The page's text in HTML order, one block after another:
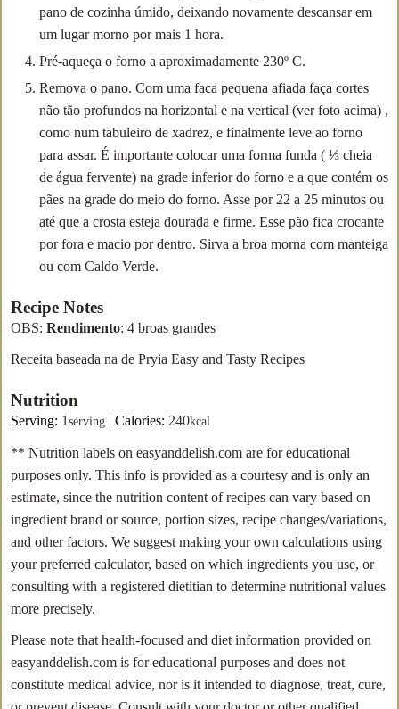
pano de cozinha úmido, deixando novamente descansar em
um lugar morno por mais 1 hora.
Pré-aqueça o forno a aproximadamente 230º C.
Remova o pano. Com uma faca pequena afiada faça cortes
não tão profundos na horizontal e na vertical (ver foto acima) ,
como num tabuleiro de xadrez, e finalmente leve ao forno
para assar. É importante colocar uma forma funda ( ⅓ cheia
de água fervente) na grade inferior do forno e a que contém os
pães na grade do meio do forno. Asse por 22 a 25 minutos ou
até que a crosta esteja dourada e firme. Esse pão fica crocante
por fora e macio por dentro. Sirva a broa morna com manteiga
ou com Caldo Verde.
Recipe Notes
OBS: Rendimento: 4 broas grandes
Receita baseada na de Pryia Easy and Tasty Recipes
Nutrition
Serving: 1 serving | Calories: 240kcal
** Nutrition labels on easyanddelish.com are for educational
purposes only. This info is provided as a courtesy and is only an
estimate, since the nutrition content of recipes can vary based on
ingredient brand or source, portion sizes, recipe changes/variations,
and other factors. We suggest making your own calculations using
your preferred calculator, based on which ingredients you use, or
consulting with a registered dietitian to determine nutritional values
more precisely.
Please note that health-focused and diet information provided on
easyanddelish.com is for educational purposes and does not
constitute medical advice, nor is it intended to diagnose, treat, cure,